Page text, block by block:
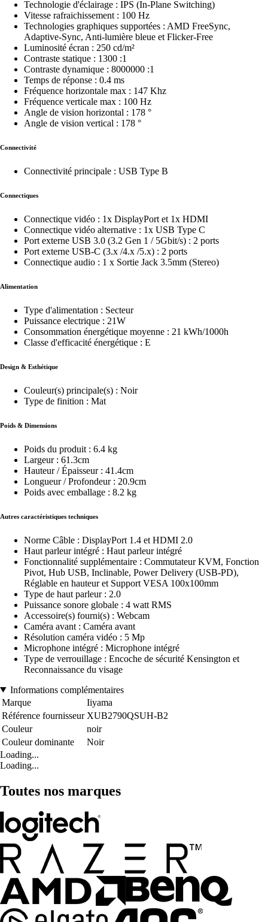
Technologie d'éclairage : IPS (In-Plane Switching)
Vitesse rafraichissement : 100 Hz
Technologies graphiques supportées : AMD FreeSync,
Adaptive-Sync, Anti-lumière bleue et Flicker-Free
Luminosité écran : 250 cd/m²
Contraste statique : 1300 :1
Contraste dynamique : 8000000 :1
Temps de réponse : 0.4 ms
Fréquence horizontale max : 147 Khz
Fréquence verticale max : 100 Hz
Angle de vision horizontal : 178 °
Angle de vision vertical : 178 °
Connectivité
Connectivité principale : USB Type B
Connectiques
Connectique vidéo : 1x DisplayPort et 1x HDMI
Connectique vidéo alternative : 1x USB Type C
Port externe USB 3.0 (3.2 Gen 1 / 5Gbit/s) : 2 ports
Port externe USB-C (3.x /4.x /5.x) : 2 ports
Connectique audio : 1 x Sortie Jack 3.5mm (Stereo)
Alimentation
Type d'alimentation : Secteur
Puissance electrique : 21W
Consommation énergétique moyenne : 21 kWh/1000h
Classe d'efficacité énergétique : E
Design & Esthétique
Couleur(s) principale(s) : Noir
Type de finition : Mat
Poids & Dimensions
Poids du produit : 6.4 kg
Largeur : 61.3cm
Hauteur / Épaisseur : 41.4cm
Longueur / Profondeur : 20.9cm
Poids avec emballage : 8.2 kg
Autres caractéristiques techniques
Norme Câble : DisplayPort 1.4 et HDMI 2.0
Haut parleur intégré : Haut parleur intégré
Fonctionnalité supplémentaire : Commutateur KVM, Fonction
Pivot, Hub USB, Inclinable, Power Delivery (USB-PD),
Réglable en hauteur et Support VESA 100x100mm
Type de haut parleur : 2.0
Puissance sonore globale : 4 watt RMS
Accessoire(s) fourni(s) : Webcam
Caméra avant : Caméra avant
Résolution caméra vidéo : 5 Mp
Microphone intégré : Microphone intégré
Type de verrouillage : Encoche de sécurité Kensington et
Reconnaissance du visage
Informations complémentaires
Marque
Iiyama
Référence fournisseur XUB2790QSUH-B2
Couleur
noir
Couleur dominante
Noir
Loading...
Loading...
Toutes nos marques